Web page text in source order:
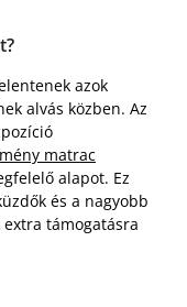
azok
alvás közben. Az
matrac
alapot. Ez
és a nagyobb
támogatásra